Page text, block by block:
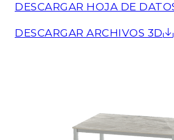
DESCARGAR HOJA DE
DESCARGAR ARCHIVOS 3D